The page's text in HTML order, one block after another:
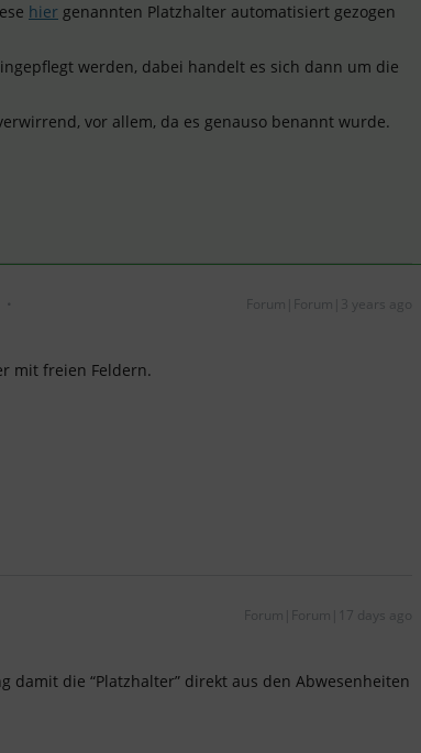
hier genannten Platzhalter automatisiert gezogen
werden, dabei handelt es sich dann um die
vor allem, da es genauso benannt wurde.
Forum|Forum|3 years ago
mit freien Feldern.
Forum|Forum|17 days ago
die “Platzhalter” direkt aus den Abwesenheiten